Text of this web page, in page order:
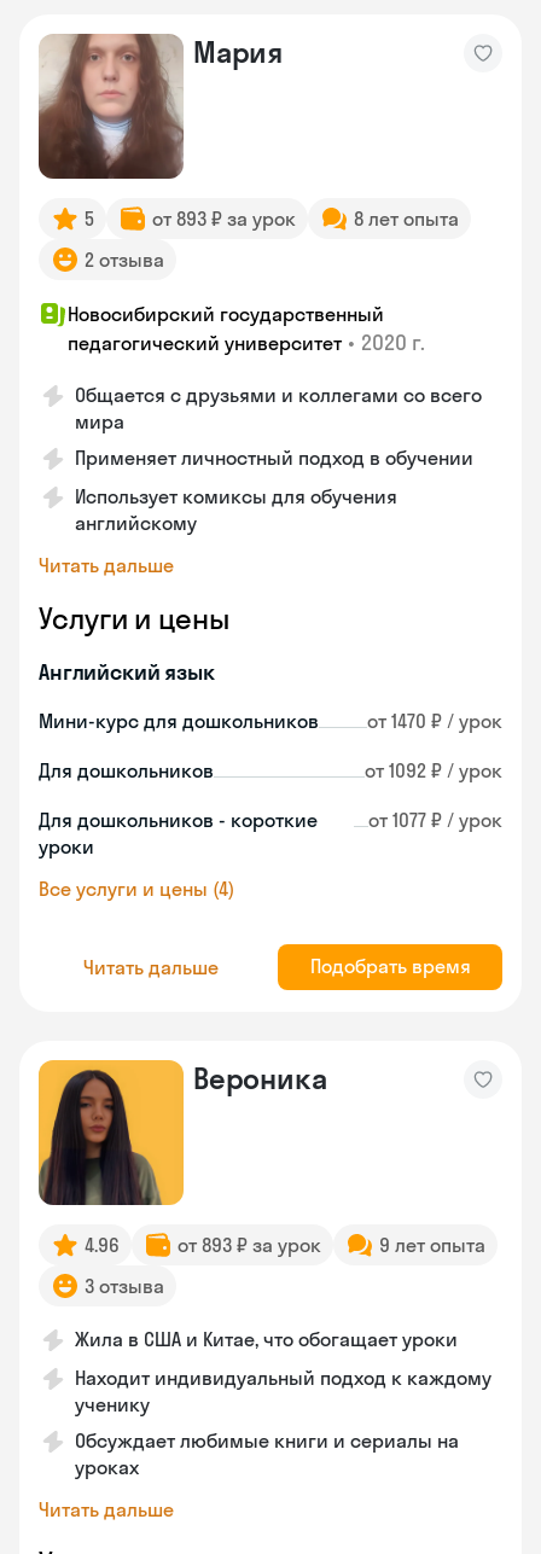
Мария
5 от 893 ₽ за урок
8 лет опыта
2 отзыва
Новосибирский государственный
педагогический университет • 2020 г.
Общается с друзьями и коллегами со всего
мира
Применяет личностный подход в обучении
Использует комиксы для обучения
английскому
Читать дальше
Услуги и цены
Английский язык
Мини-курс для дошкольников от 1470 ₽ / урок
Для дошкольников от 1092 ₽ / урок
Для дошкольников - короткие
уроки
от 1077 ₽ / урок
Все услуги и цены (4)
Читать дальше Подобрать время
Вероника
4.96 от 893 ₽ за урок
9 лет опыта
3 отзыва
Жила в США и Китае, что обогащает уроки
Находит индивидуальный подход к каждому
ученику
Обсуждает любимые книги и сериалы на
уроках
Читать дальше